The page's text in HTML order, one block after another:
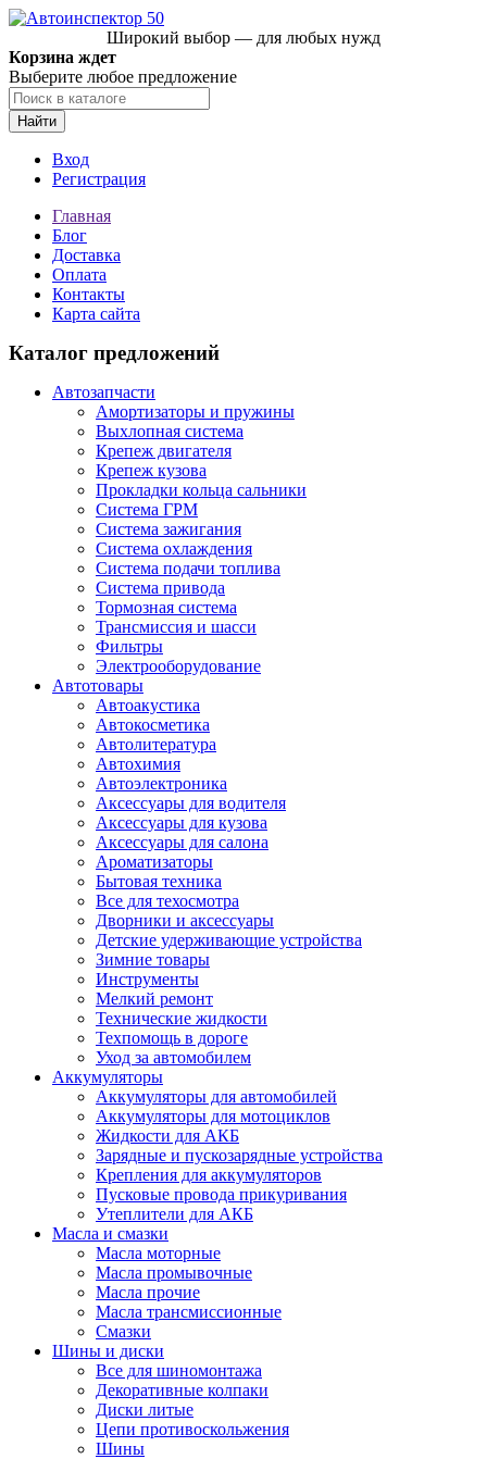
Широкий выбор — для любых нужд
Корзина ждет
Выберите любое предложение
Найти
Вход
Регистрация
Главная
Блог
Доставка
Оплата
Контакты
Карта сайта
Каталог предложений
Автозапчасти
Амортизаторы и пружины
Выхлопная система
Крепеж двигателя
Крепеж кузова
Прокладки кольца сальники
Система ГРМ
Система зажигания
Система охлаждения
Система подачи топлива
Система привода
Тормозная система
Трансмиссия и шасси
Фильтры
Электрооборудование
Автотовары
Автоакустика
Автокосметика
Автолитература
Автохимия
Автоэлектроника
Аксессуары для водителя
Аксессуары для кузова
Аксессуары для салона
Ароматизаторы
Бытовая техника
Все для техосмотра
Дворники и аксессуары
Детские удерживающие устройства
Зимние товары
Инструменты
Мелкий ремонт
Технические жидкости
Техпомощь в дороге
Уход за автомобилем
Аккумуляторы
Аккумуляторы для автомобилей
Аккумуляторы для мотоциклов
Жидкости для АКБ
Зарядные и пускозарядные устройства
Крепления для аккумуляторов
Пусковые провода прикуривания
Утеплители для АКБ
Масла и смазки
Масла моторные
Масла промывочные
Масла прочие
Масла трансмиссионные
Смазки
Шины и диски
Все для шиномонтажа
Декоративные колпаки
Диски литые
Цепи противоскольжения
Шины